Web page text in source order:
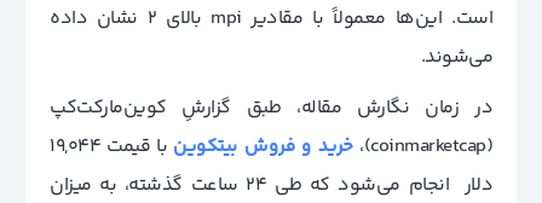
است. این‌ها معمولاً با مقادیر mpi بالای 2 نشان داده
می‌شوند.
در زمان نگارش مقاله، طبق گزارشِ کوین‌مارکت‌کپ
(coinmarketcap)،
خرید و فروش بیتکوین
با قیمت 19,044
دلار انجام می‌شود که طی 24 ساعت گذشته، به میزان